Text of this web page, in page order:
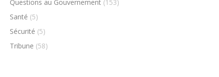
Questions au Gouvernement (153)
Santé (5)
Sécurité (5)
Tribune (58)